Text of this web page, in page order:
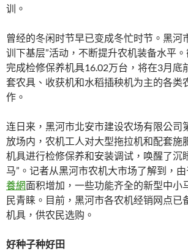
训。
曾经的冬闲时节早已变成冬忙时节。黑河
训下基层”活动，不断提升农机装备水平
完成检修保养机具16.02万台，将在3月底
套农具、收获机和水稻插秧机为主的各类
作。
连日来，黑河市北安市建设农场有限公司
放场内，农机工人对大型拖拉机和配套施
机具进行检修保养和安装调试，唤醒了沉
马”。记者从黑河市农机大市场了解到，
養網面积增加，一些功能齐全的新型中小
民青睐。目前，黑河市各农机经销网点已
机具，供农民选购。
好种子种好田